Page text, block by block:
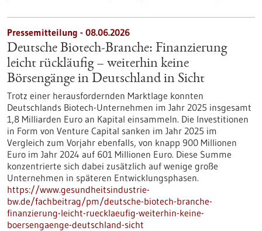
Pressemitteilung - 08.06.2026
Deutsche Biotech-Branche: Finanzierung
leicht rückläufig – weiterhin keine
Börsengänge in Deutschland in Sicht
Trotz einer herausfordernden Marktlage konnten
Deutschlands Biotech-Unternehmen im Jahr 2025 insgesamt
1,8 Milliarden Euro an Kapital einsammeln. Die Investitionen
in Form von Venture Capital sanken im Jahr 2025 im
Vergleich zum Vorjahr ebenfalls, von knapp 900 Millionen
Euro im Jahr 2024 auf 601 Millionen Euro. Diese Summe
konzentrierte sich dabei zusätzlich auf wenige große
Unternehmen in späteren Entwicklungsphasen.
https://www.gesundheitsindustrie-
bw.de/fachbeitrag/pm/deutsche-biotech-branche-
finanzierung-leicht-ruecklaeufig-weiterhin-keine-
boersengaenge-deutschland-sicht